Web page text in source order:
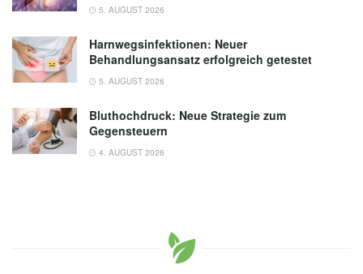
5. AUGUST 2026
Harnwegsinfektionen: Neuer
Behandlungsansatz erfolgreich getestet
5. AUGUST 2026
Bluthochdruck: Neue Strategie zum
Gegensteuern
4. AUGUST 2026